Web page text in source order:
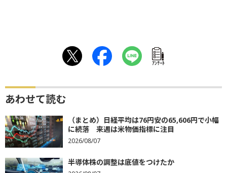
ｱﾝｹｰﾄ
あわせて読む
（まとめ）日経平均は76円安の65,606円で小幅
に続落 来週は米物価指標に注目
2026/08/07
半導体株の調整は底値をつけたか